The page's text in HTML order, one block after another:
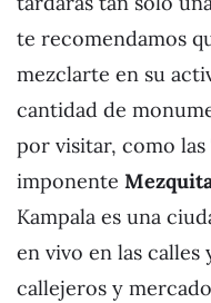
te recomendamos
mezclarte en su
cantidad de
por visitar, como las
imponente
Kampala es una
en vivo en las
callejeros y